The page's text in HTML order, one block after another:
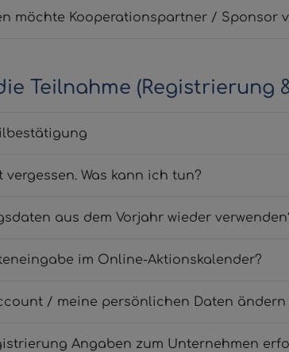
Teilnahme
vergessen. Was kann ich tun?
aus dem Vorjahr wieder
im Online-Aktionskalender?
/ meine persönlichen Daten
Angaben zum Unternehmen